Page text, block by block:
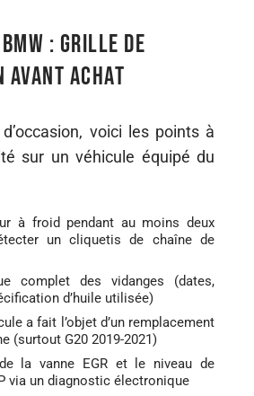
: grille de
achat
voici les points à
sur un véhicule équipé du
à froid pendant au moins deux
un cliquetis de chaîne de
complet des vidanges (dates,
d’huile utilisée)
a fait l’objet d’un remplacement
(surtout G20 2019-2021)
la vanne EGR et le niveau de
via un diagnostic électronique